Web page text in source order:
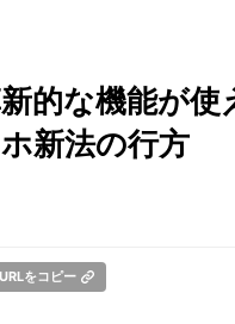
的な機能が
新法の行方
URLをコピー